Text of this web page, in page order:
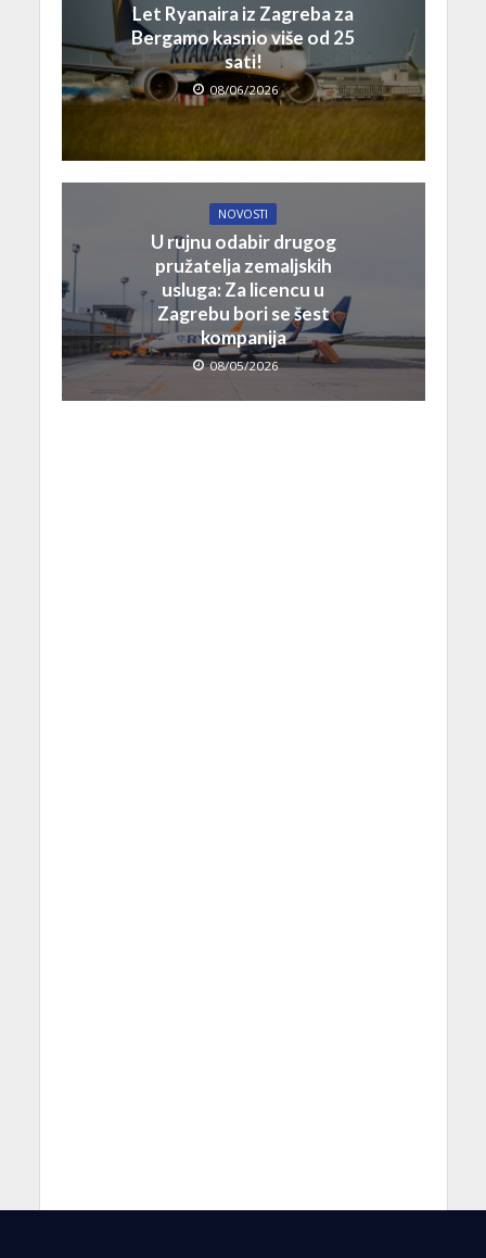
Let Ryanaira iz Zagreba za
Bergamo kasnio više od 25
sati!
08/06/2026
NOVOSTI
U rujnu odabir drugog
pružatelja zemaljskih
usluga: Za licencu u
Zagrebu bori se šest
kompanija
08/05/2026